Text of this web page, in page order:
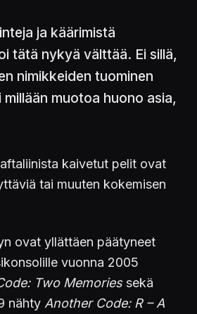
ja käärimistä
tätä nykyä välttää. Ei sillä,
nimikkeiden tuominen
muotoa huono asia,
kaivetut pelit ovat
tai muuten kokemisen
ovat yllättäen päätyneet
vuonna 2005
Two Memoriessekä
nähty Another Code: R – A